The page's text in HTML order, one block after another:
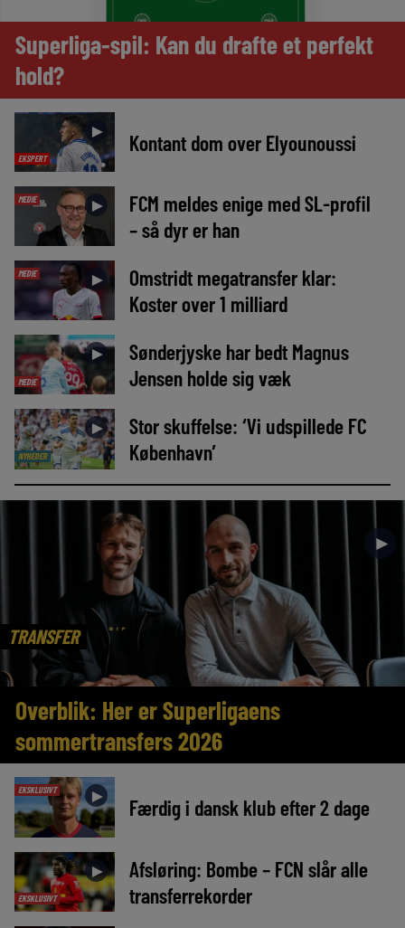
Superliga-spil: Kan du drafte et perfekt
hold?
EKSPERT
► Kontant dom over Elyounoussi
MEDIE ►
FCM meldes enige med SL-profil
– så dyr er han
MEDIE ►
Omstridt megatransfer klar:
Koster over 1 milliard
MEDIE
►
Sønderjyske har bedt Magnus
Jensen holde sig væk
NYHEDER
►
Stor skuffelse: ‘Vi udspillede FC
København’
TRANSFER
►
Overblik: Her er Superligaens
sommertransfers 2026
EKSKLUSIVT ► Færdig i dansk klub efter 2 dage
EKSKLUSIVT
►
Afsløring: Bombe – FCN slår alle
transferrekorder